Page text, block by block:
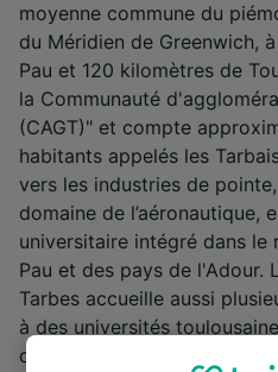
moyenne commune du
du Méridien de Greenwich,
Pau et 120 kilomètres de
la Communauté
(CAGT)" et compte
habitants appelés les
vers les industries de
domaine de l’aéronautique,
universitaire intégré dans le
Pau et des pays de l'Adour.
Tarbes accueille aussi
à des universités
célèbre pour ses